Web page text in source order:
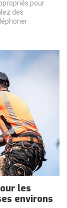
pour
des
les
environs